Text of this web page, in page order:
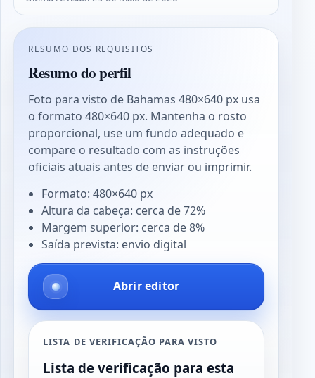
RESUMO DOS REQUISITOS
Resumo do perfil
Foto para visto de Bahamas 480×640 px usa
o formato 480×640 px. Mantenha o rosto
proporcional, use um fundo adequado e
compare o resultado com as instruções
oficiais atuais antes de enviar ou imprimir.
Formato: 480×640 px
Altura da cabeça: cerca de 72%
Margem superior: cerca de 8%
Saída prevista: envio digital
Abrir editor
LISTA DE VERIFICAÇÃO PARA VISTO
Lista de verificação para esta